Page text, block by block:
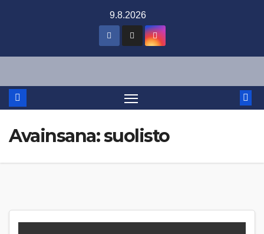
9.8.2026
Avainsana:suolisto